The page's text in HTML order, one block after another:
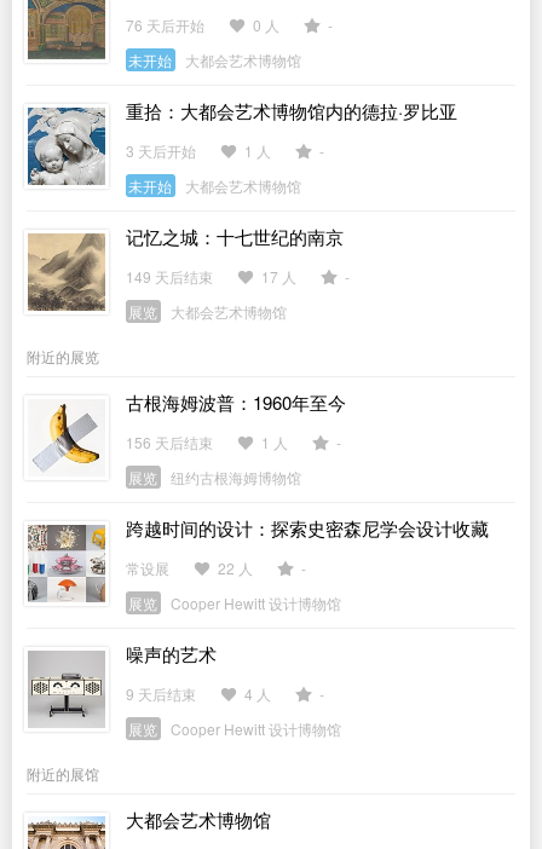
稿
76 天后开始 0 人
-
未开始
大都会艺术博物馆
重拾：大都会艺术博物馆内的德拉·罗比亚
3 天后开始 1 人
-
未开始
大都会艺术博物馆
记忆之城：十七世纪的南京
149 天后结束 17 人
-
展览
大都会艺术博物馆
附近的展览
古根海姆波普：1960年至今
156 天后结束 1 人
-
展览
纽约古根海姆博物馆
跨越时间的设计：探索史密森尼学会设计收藏
常设展 22 人
-
展览
Cooper Hewitt 设计博物馆
噪声的艺术
9 天后结束 4 人
-
展览
Cooper Hewitt 设计博物馆
附近的展馆
大都会艺术博物馆